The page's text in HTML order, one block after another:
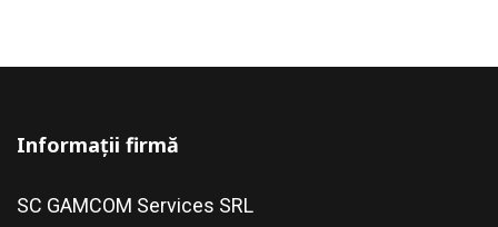
Informații firmă
SC GAMCOM Services SRL